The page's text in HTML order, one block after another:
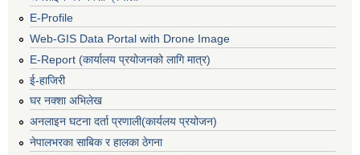
E-Profile
Web-GIS Data Portal with Drone Image
E-Report (कार्यालय प्रयोजनको लागि मात्र)
ई-हाजिरी
घर नक्शा अभिलेख
अनलाइन घटना दर्ता प्रणाली(कार्यलय प्रयोजन)
नेपालभरका साबिक र हालका ठेगना